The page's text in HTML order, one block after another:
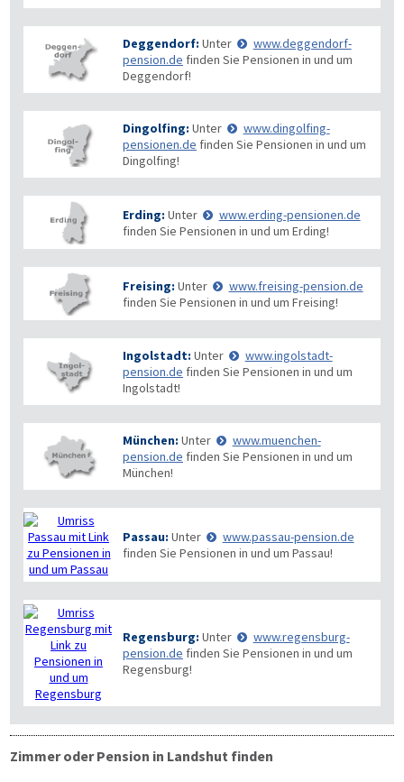
Deggendorf: Unter
www.deggendorf-
pension.de finden Sie Pensionen in und um
Deggendorf!
Dingolfing: Unter
www.dingolfing-
pensionen.de finden Sie Pensionen in und um
Dingolfing!
Erding: Unter
www.erding-pensionen.de
finden Sie Pensionen in und um Erding!
Freising: Unter
www.freising-pension.de
finden Sie Pensionen in und um Freising!
Ingolstadt: Unter
www.ingolstadt-
pension.de finden Sie Pensionen in und um
Ingolstadt!
München: Unter
www.muenchen-
pension.de finden Sie Pensionen in und um
München!
Passau: Unter
www.passau-pension.de
finden Sie Pensionen in und um Passau!
Regensburg: Unter
www.regensburg-
pension.de finden Sie Pensionen in und um
Regensburg!
Zimmer oder Pension in Landshut finden